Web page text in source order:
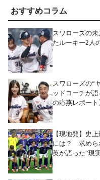
おすすめコラム
スワローズの
たルーキー2人
スワローズの“
ッドコーチが
の応燕レポート
【現地発】史
には？ 求めら
英が語った“現